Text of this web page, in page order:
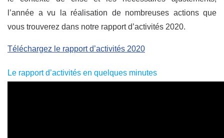
l’année a vu la réalisation de nombreuses actions que
vous trouverez dans notre rapport d’activités 2020.
Téléchargez le rapport d’activités 2020
Le rapport d’activités en quelques minutes